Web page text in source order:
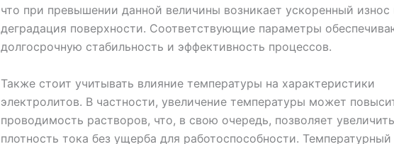
что при превышении данной величины возникает ускоренный износ
деградация поверхности. Соответствующие параметры
долгосрочную стабильность и эффективность процессов.
Также стоит учитывать влияние температуры на характеристики
электролитов. В частности, увеличение температуры может
проводимость растворов, что, в свою очередь, позволяет увеличить
плотность тока без ущерба для работоспособности.